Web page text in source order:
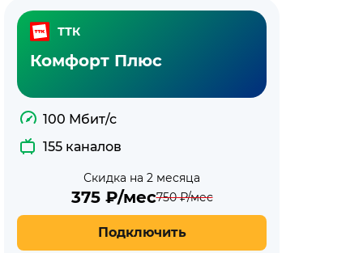
ТТК
Комфорт Плюс
100 Мбит/с
155 каналов
Скидка на 2 месяца
375₽/мес750₽/мес
Подключить